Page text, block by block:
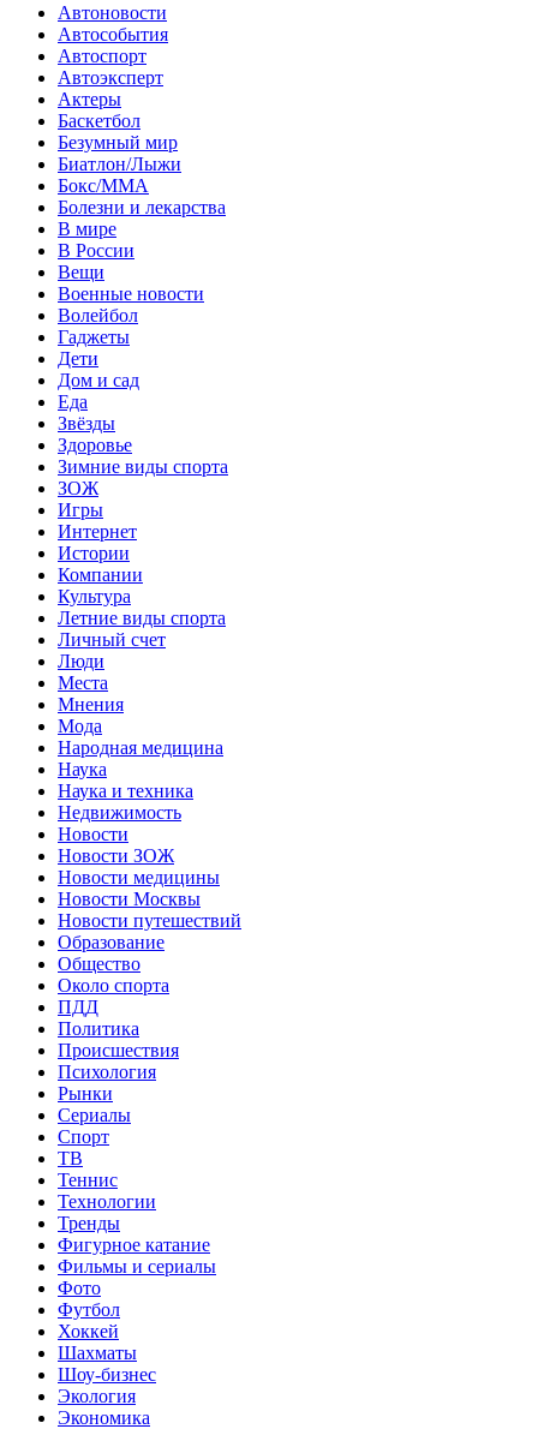
Автоновости
Автособытия
Автоспорт
Автоэксперт
Актеры
Баскетбол
Безумный мир
Биатлон/Лыжи
Бокс/MMA
Болезни и лекарства
В мире
В России
Вещи
Военные новости
Волейбол
Гаджеты
Дети
Дом и сад
Еда
Звёзды
Здоровье
Зимние виды спорта
ЗОЖ
Игры
Интернет
Истории
Компании
Культура
Летние виды спорта
Личный счет
Люди
Места
Мнения
Мода
Народная медицина
Наука
Наука и техника
Недвижимость
Новости
Новости ЗОЖ
Новости медицины
Новости Москвы
Новости путешествий
Образование
Общество
Около спорта
ПДД
Политика
Происшествия
Психология
Рынки
Сериалы
Спорт
ТВ
Теннис
Технологии
Тренды
Фигурное катание
Фильмы и сериалы
Фото
Футбол
Хоккей
Шахматы
Шоу-бизнес
Экология
Экономика